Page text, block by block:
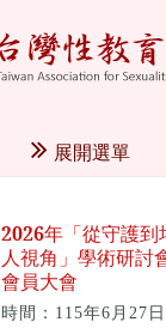
展開選單
2026年「從守護到
人視角」學術研討
會員大會
時間：115年6月27